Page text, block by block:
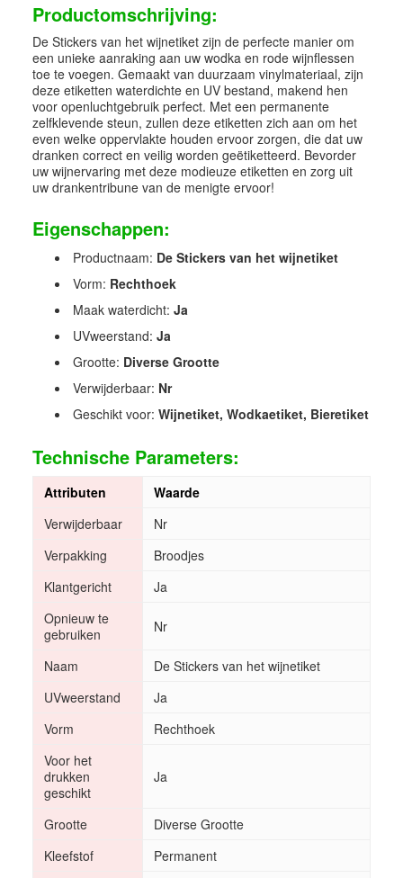
Productomschrijving:
De Stickers van het wijnetiket zijn de perfecte manier om
een unieke aanraking aan uw wodka en rode wijnflessen
toe te voegen. Gemaakt van duurzaam vinylmateriaal, zijn
deze etiketten waterdichte en UV bestand, makend hen
voor openluchtgebruik perfect. Met een permanente
zelfklevende steun, zullen deze etiketten zich aan om het
even welke oppervlakte houden ervoor zorgen, die dat uw
dranken correct en veilig worden geëtiketteerd. Bevorder
uw wijnervaring met deze modieuze etiketten en zorg uit
uw drankentribune van de menigte ervoor!
Eigenschappen:
Productnaam: De Stickers van het wijnetiket
Vorm: Rechthoek
Maak waterdicht: Ja
UVweerstand: Ja
Grootte: Diverse Grootte
Verwijderbaar: Nr
Geschikt voor: Wijnetiket, Wodkaetiket, Bieretiket
Technische Parameters:
Attributen
Waarde
Verwijderbaar
Nr
Verpakking
Broodjes
Klantgericht
Ja
Opnieuw te
gebruiken
Nr
Naam
De Stickers van het wijnetiket
UVweerstand
Ja
Vorm
Rechthoek
Voor het
drukken
geschikt
Ja
Grootte
Diverse Grootte
Kleefstof
Permanent